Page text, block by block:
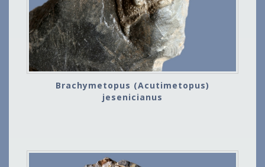
Brachymetopus (Acutimetopus)
jesenicianus